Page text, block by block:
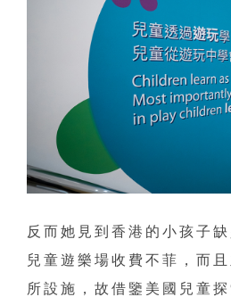
反而她見到香港的小孩子
兒童遊樂場收費不菲，而
所設施，故借鑒美國兒童